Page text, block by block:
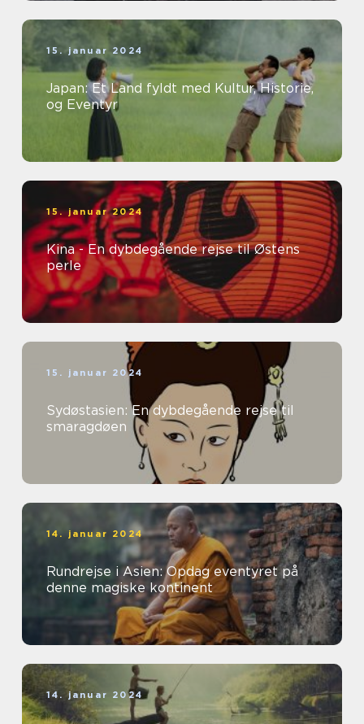
15. januar 2024
Japan: Et Land fyldt med Kultur, Historie,
og Eventyr
15. januar 2024
Kina - En dybdegående rejse til Østens
perle
15. januar 2024
Sydøstasien: En dybdegående rejse til
smaragdøen
14. januar 2024
Rundrejse i Asien: Opdag eventyret på
denne magiske kontinent
14. januar 2024